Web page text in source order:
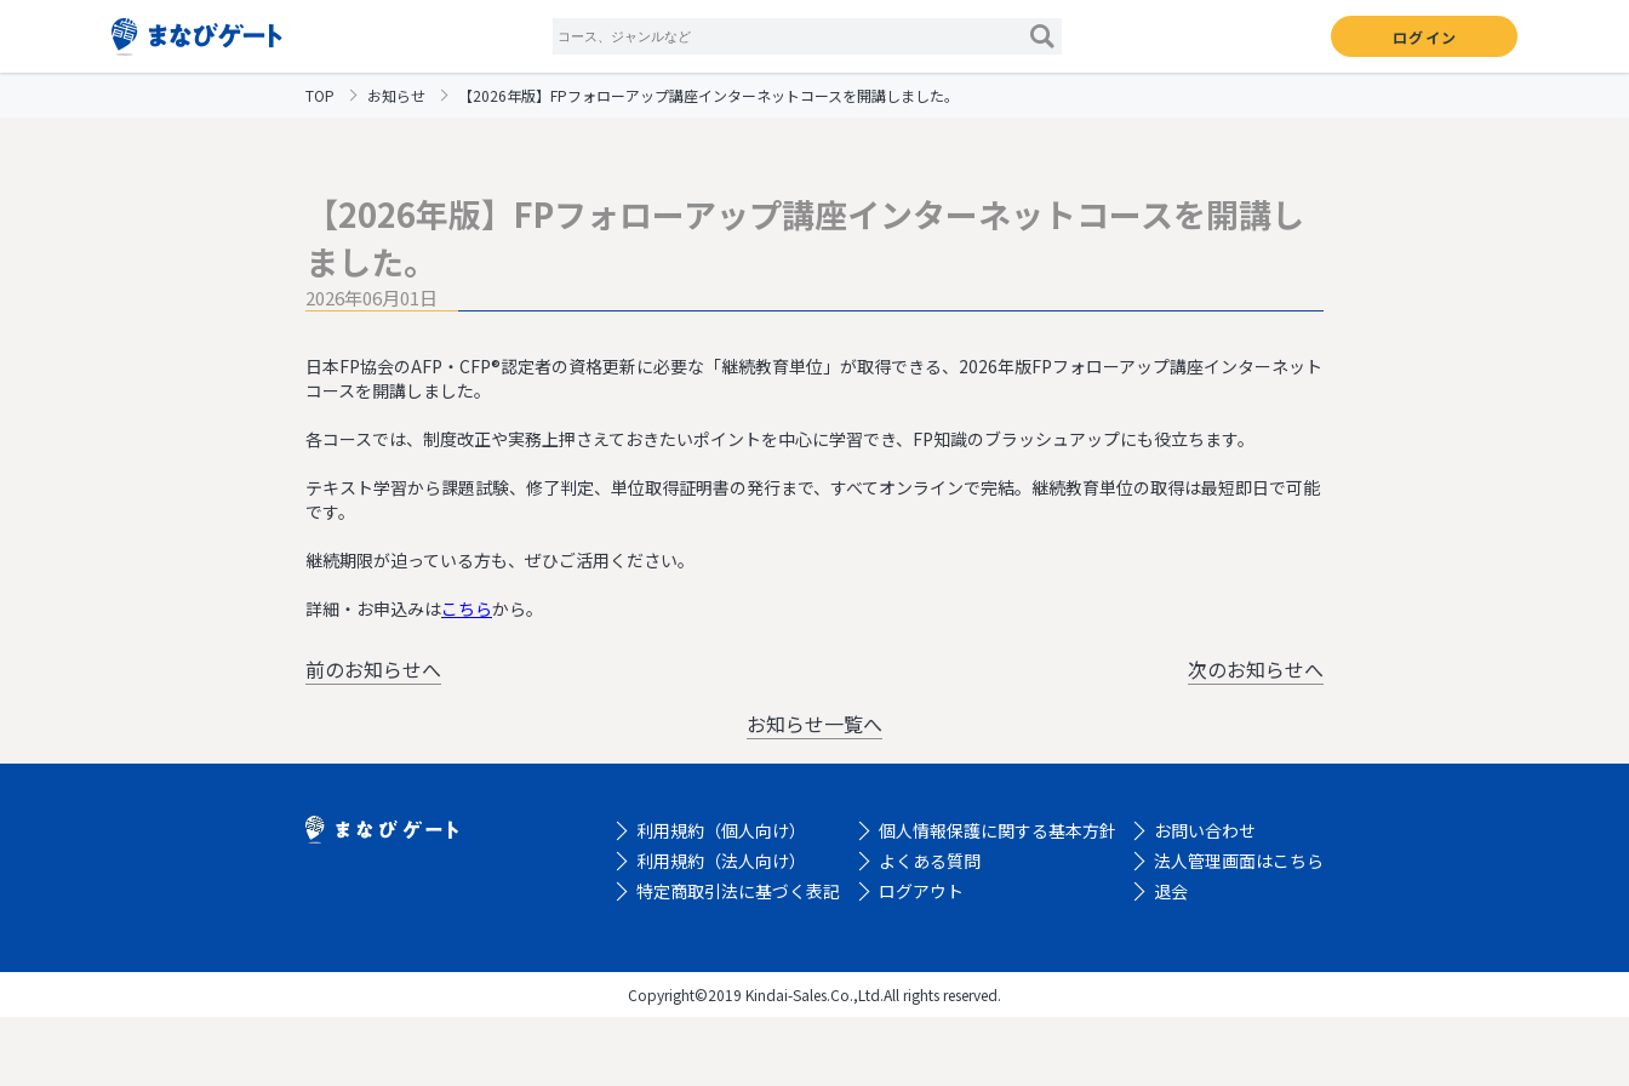
ログイン
TOP お知らせ 【2026年版】FPフォローアップ講座インターネットコースを開講しました。
【2026年版】FPフォローアップ講座インターネットコースを開講し
ました。
2026年06月01日
日本FP協会のAFP・CFP®認定者の資格更新に必要な「継続教育単位」が取得できる、2026年版FPフォローアップ講座インターネット
コースを開講しました。
各コースでは、制度改正や実務上押さえておきたいポイントを中心に学習でき、FP知識のブラッシュアップにも役立ちます。
テキスト学習から課題試験、修了判定、単位取得証明書の発行まで、すべてオンラインで完結。継続教育単位の取得は最短即日で可能
です。
継続期限が迫っている方も、ぜひご活用ください。
詳細・お申込みはこちらから。
前のお知らせへ
次のお知らせへ
お知らせ一覧へ
利用規約（個人向け）
利用規約（法人向け）
特定商取引法に基づく表記
個人情報保護に関する基本方針
よくある質問
ログアウト
お問い合わせ
法人管理画面はこちら
退会
Copyright©2019 Kindai-Sales.Co.,Ltd.All rights reserved.